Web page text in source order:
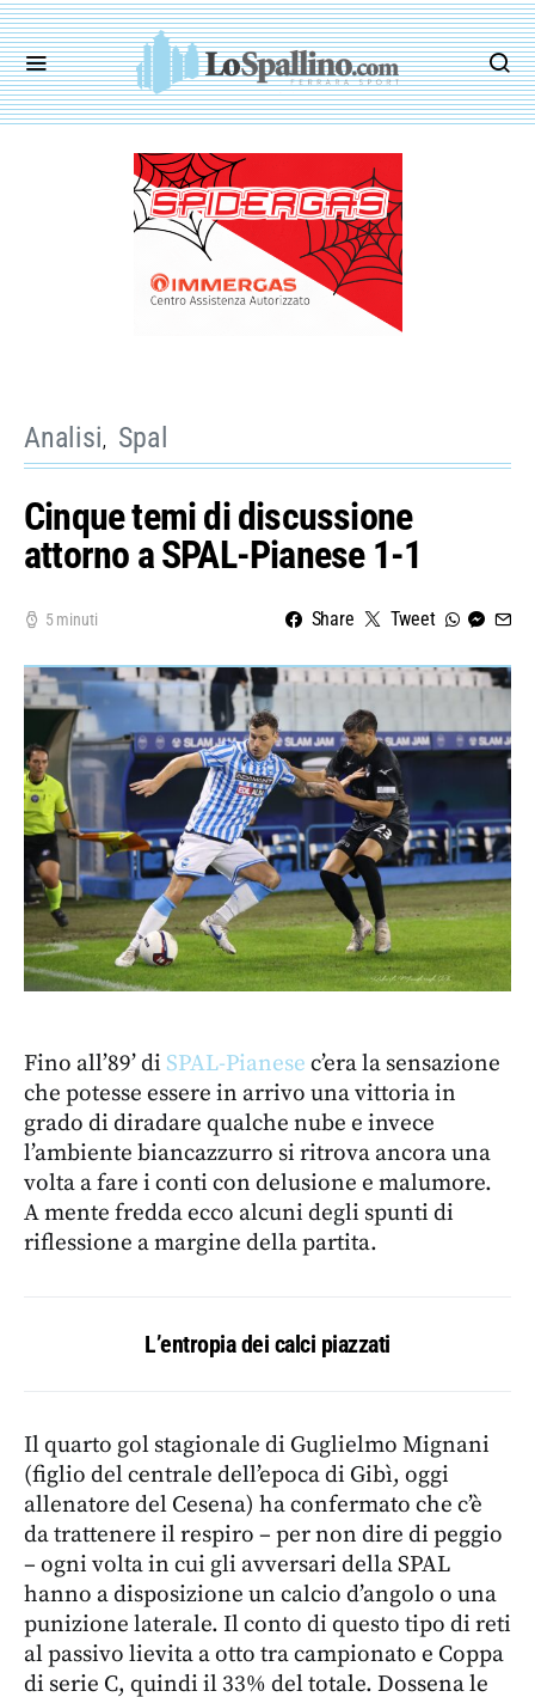
Analisi Spal
Cinque temi di discussione
attorno a SPAL-Pianese 1-1
5 minuti Share Tweet
Fino all’89’ di SPAL-Pianese c’era la sensazione
che potesse essere in arrivo una vittoria in
grado di diradare qualche nube e invece
l’ambiente biancazzurro si ritrova ancora una
volta a fare i conti con delusione e malumore.
A mente fredda ecco alcuni degli spunti di
riflessione a margine della partita.
L’entropia dei calci piazzati
Il quarto gol stagionale di Guglielmo Mignani
(figlio del centrale dell’epoca di Gibì, oggi
allenatore del Cesena) ha confermato che c’è
da trattenere il respiro – per non dire di peggio
– ogni volta in cui gli avversari della SPAL
hanno a disposizione un calcio d’angolo o una
punizione laterale. Il conto di questo tipo di reti
al passivo lievita a otto tra campionato e Coppa
di serie C, quindi il 33% del totale. Dossena le